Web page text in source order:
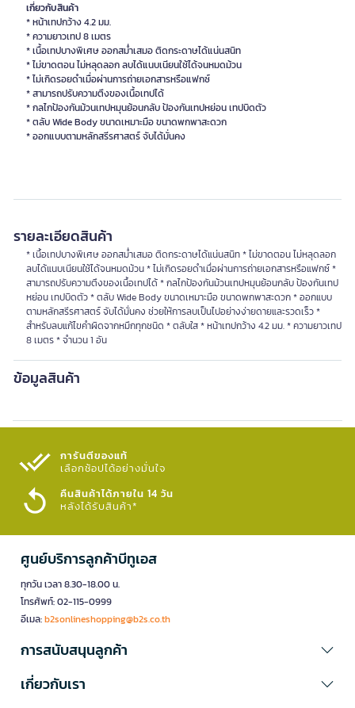
เกี่ยวกับสินค้า
* หน้าเทปกว้าง 4.2 มม.
* ความยาวเทป 8 เมตร
* เนื้อเทปบางพิเศษ ออกสม่ำเสมอ ติดกระดาษได้แน่นสนิท
* ไม่ขาดตอน ไม่หลุดลอก ลบได้แนบเนียนใช้ได้จนหมดม้วน
* ไม่เกิดรอยดำเมื่อผ่านการถ่ายเอกสารหรือแฟกซ์
* สามารถปรับความตึงของเนื้อเทปได้
* กลไกป้องกันม้วนเทปหมุนย้อนกลับ ป้องกันเทปหย่อน เทปบิดตัว
* ตลับ Wide Body ขนาดเหมาะมือ ขนาดพกพาสะดวก
* ออกแบบตามหลักสรีรศาสตร์ จับได้มั่นคง
รายละเอียดสินค้า
* เนื้อเทปบางพิเศษ ออกสม่ำเสมอ ติดกระดาษได้แน่นสนิท * ไม่ขาดตอน ไม่หลุดลอก
ลบได้แนบเนียนใช้ได้จนหมดม้วน * ไม่เกิดรอยดำเมื่อผ่านการถ่ายเอกสารหรือแฟกซ์ *
สามารถปรับความตึงของเนื้อเทปได้ * กลไกป้องกันม้วนเทปหมุนย้อนกลับ ป้องกันเทป
หย่อน เทปบิดตัว * ตลับ Wide Body ขนาดเหมาะมือ ขนาดพกพาสะดวก * ออกแบบ
ตามหลักสรีรศาสตร์ จับได้มั่นคง ช่วยให้การลบเป็นไปอย่างง่ายดายและรวดเร็ว *
สำหรับลบแก้ไขคำผิดจากหมึกทุกชนิด * ตลับใส * หน้าเทปกว้าง 4.2 มม. * ความยาวเทป
8 เมตร * จำนวน 1 อัน
ข้อมูลสินค้า
การันตีของแท้
เลือกช้อปได้อย่างมั่นใจ​
คืนสินค้าได้ภายใน 14 วัน
หลังได้รับสินค้า*
ศูนย์บริการลูกค้าบีทูเอส
ทุกวัน เวลา 8.30-18.00 น.
โทรศัพท์: 02-115-0999
อีเมล:b2sonlineshopping@b2s.co.th
การสนับสนุนลูกค้า
เกี่ยวกับเรา